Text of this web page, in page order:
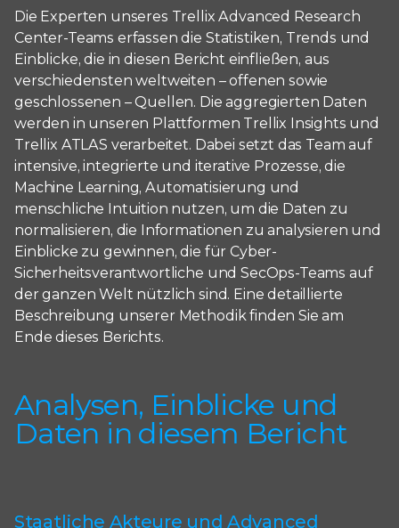
Die Experten unseres Trellix Advanced Research
Center-Teams erfassen die Statistiken, Trends und
Einblicke, die in diesen Bericht einfließen, aus
verschiedensten weltweiten – offenen sowie
geschlossenen – Quellen. Die aggregierten Daten
werden in unseren Plattformen Trellix Insights und
Trellix ATLAS verarbeitet. Dabei setzt das Team auf
intensive, integrierte und iterative Prozesse, die
Machine Learning, Automatisierung und
menschliche Intuition nutzen, um die Daten zu
normalisieren, die Informationen zu analysieren und
Einblicke zu gewinnen, die für Cyber-
Sicherheitsverantwortliche und SecOps-Teams auf
der ganzen Welt nützlich sind. Eine detaillierte
Beschreibung unserer Methodik finden Sie am
Ende dieses Berichts.
Analysen, Einblicke und
Daten in diesem Bericht
Staatliche Akteure und Advanced